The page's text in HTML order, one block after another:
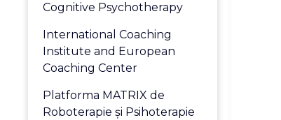
Cognitive Psychotherapy
International Coaching
Institute and European
Coaching Center
Platforma MATRIX de
Roboterapie și Psihoterapie